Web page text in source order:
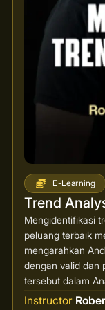
E-Learning
Trend
Mengidentifikasi
peluang terbaik
mengarahkan
dengan valid dan
tersebut dalam
Instructor